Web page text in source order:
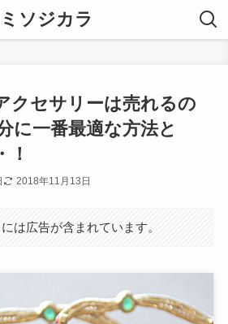
ミソジカラ
クセサリーは売れるの
に一番最適な方法と
！
2018年11月13日
は広告が含まれています。